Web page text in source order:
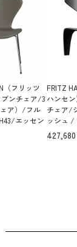
美学を一層引き立て
覆い仕上げたフルパ
が良く、体に優しくフ
（フリッツ
ンチェア/3
ア）/フル
エッセン
ーバ/クロー
注文後確認
FRITZ
ハンセ
チェア/
ッシュ /
【納期
427,680